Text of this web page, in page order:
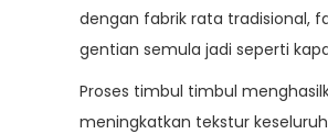
dengan fabrik rata tradisional,
gentian semula jadi seperti
Proses timbul timbul
meningkatkan tekstur